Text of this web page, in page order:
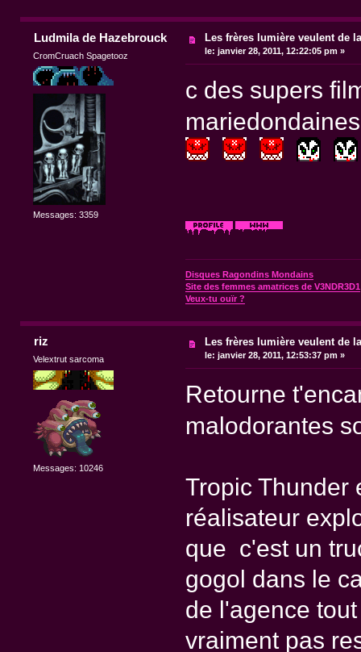
Ludmila de Hazebrouck
CromCruach Spagetooz
Messages: 3359
Les frères lumière veulent de
le: janvier 28, 2011, 12:22:05 pm »
c des supers
Disques Ragondins Mondains
Site des femmes amatrices de V3NDR3D1
Veux-tu ouïr ?
riz
Velextrut sarcoma
Messages: 10246
Les frères lumière veulent de
le: janvier 28, 2011, 12:53:37 pm »
Retourne
malodorantes
Tropic Thunder
réalisateur
que c'est un
gogol dans le
de l'agence
vraiment pas